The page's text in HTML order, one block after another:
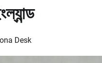
Desk